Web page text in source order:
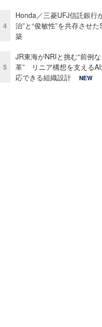
4
Honda／三菱UFJ信託銀行
治”と“俊敏性”を共存させ
築
5
JR東海がNRIと挑む“前例
革” リニア構想を支える
応できる組織設計
NEW